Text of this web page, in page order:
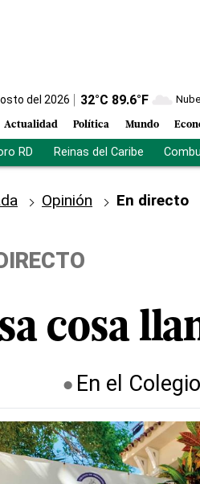
del 2026 32°C 89.6°F
Actualidad Política Mundo
RD Reinas del Caribe
Opinión En directo
cosa
En el